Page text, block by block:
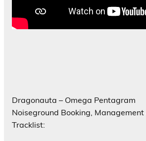
Dragonauta – Omega Pentagram
Noiseground Booking,
Tracklist: